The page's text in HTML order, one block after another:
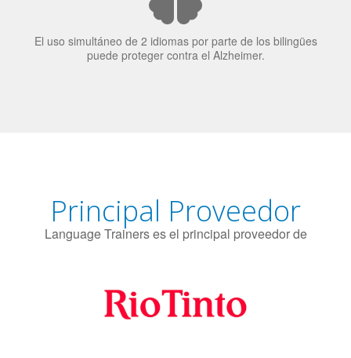
El uso simultáneo de 2 idiomas por parte de los bilingües
Principal Proveedor